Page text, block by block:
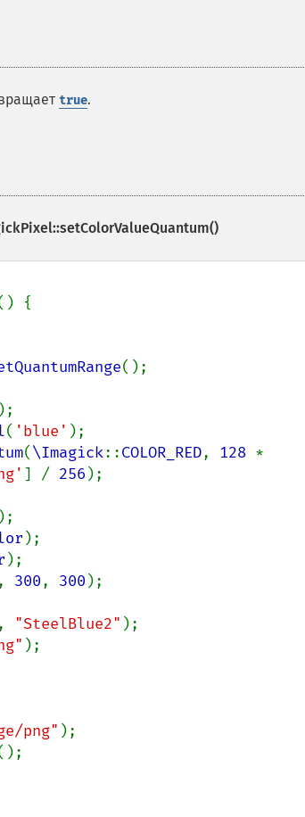
true.
{
();
( 'blue' );
(\Imagick::COLOR_RED, 128
] / 256 );
);
);
);
, 300, 300 );
, "SteelBlue2" );
);
png" );